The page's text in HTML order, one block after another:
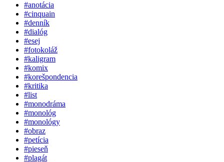
#anotácia
#cinquain
#denník
#dialóg
#esej
#fotokoláž
#kaligram
#komix
#korešpondencia
#kritika
#list
#monodráma
#monológ
#monológy
#obraz
#petícia
#pieseň
#plagát